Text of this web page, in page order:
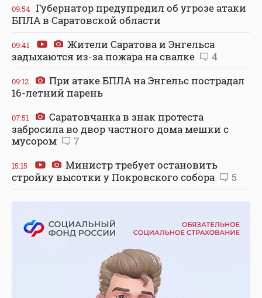
09:54 Губернатор предупредил об угрозе атаки
БПЛА в Саратовской области
09:41
Жители Саратова и Энгельса
задыхаются из-за пожара на свалке
4
09:12
При атаке БПЛА на Энгельс пострадал
16-летний парень
07:51
Саратовчанка в знак протеста
забросила во двор частного дома мешки с
мусором
7
15:15
Министр требует остановить
стройку высотки у Покровского собора
5